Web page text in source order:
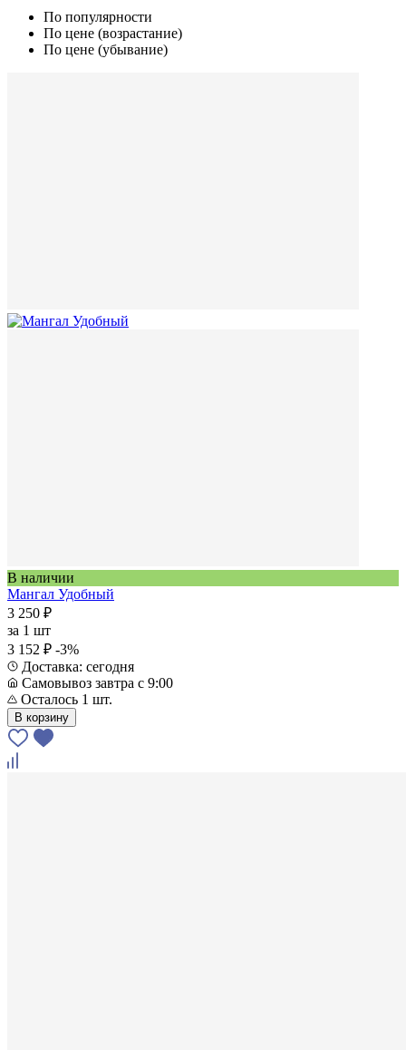
По популярности
По цене (возрастание)
По цене (убывание)
В наличии
Мангал Удобный
3 250 ₽
за 1 шт
3 152 ₽ -3%
Доставка: сегодня
Самовывоз завтра с 9:00
Осталось 1 шт.
В корзину